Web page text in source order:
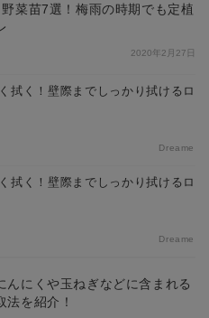
菜苗7選！梅雨の時期でも定植
2020年2月27日
拭く！壁際までしっかり拭けるロ
Dreame
拭く！壁際までしっかり拭けるロ
Dreame
んにくや玉ねぎなどに含まれる
法を紹介！